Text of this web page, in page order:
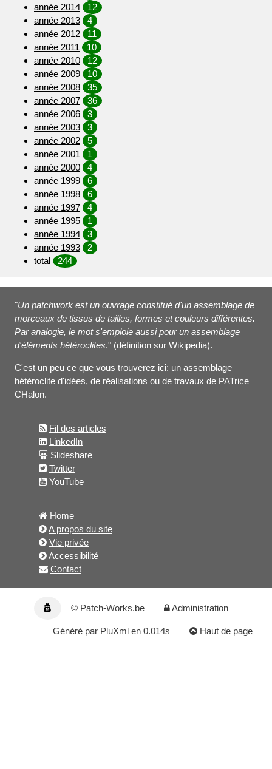
année 2014
12
année 2013
4
année 2012
11
année 2011
10
année 2010
12
année 2009
10
année 2008
35
année 2007
36
année 2006
3
année 2003
3
année 2002
5
année 2001
1
année 2000
4
année 1999
6
année 1998
6
année 1997
4
année 1995
1
année 1994
3
année 1993
2
total
244
"Un patchwork est un ouvrage constitué d'un assemblage de
morceaux de tissus de tailles, formes et couleurs différentes.
Par analogie, le mot s'emploie aussi pour un assemblage
d'éléments hétéroclites." (définition sur Wikipedia).
C'est un peu ce que vous trouverez ici: un assemblage
hétéroclite d'idées, de réalisations ou de travaux de PATrice
CHalon.
Fil des articles
LinkedIn
Slideshare
Twitter
YouTube
Home
A propos du site
Vie privée
Accessibilité
Contact
© Patch-Works.be Administration
Haut de page
Généré par PluXml en 0.014s